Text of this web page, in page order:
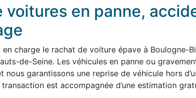
voitures en panne,
charge le rachat de voiture épave à Boulogne-
de-Seine. Les véhicules en panne ou
nous garantissons une reprise de véhicule hors
est accompagnée d’une estimation